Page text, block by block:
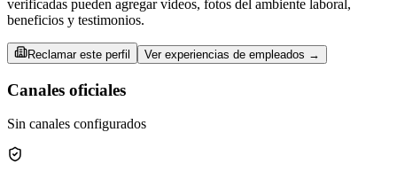
verificadas pueden agregar videos, fotos del ambiente laboral,
beneficios y testimonios.
Reclamar este perfil Ver experiencias de empleados →
Canales oficiales
Sin canales configurados